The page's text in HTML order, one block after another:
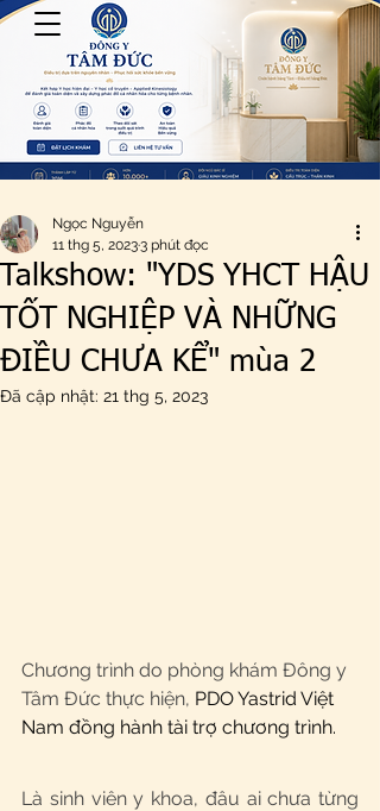
Talkshow: "YDS YHCT HẬU
TỐT NGHIỆP VÀ NHỮNG
ĐIỀU CHƯA KỂ" mùa 2
Ngọc Nguyễn
11 thg 5, 20233 phút đọc
Đã cập nhật: 21 thg 5, 2023
Chương trình do phòng khám Đông y
Tâm Đức thực hiện, PDO Yastrid Việt
Nam đồng hành tài trợ chương trình.
Là sinh viên y khoa, đâu ai chưa từng